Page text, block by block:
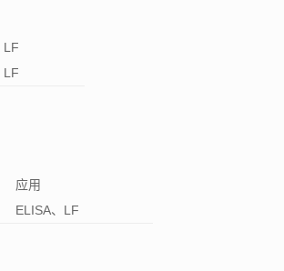
LF
LF
应用
ELISA、LF